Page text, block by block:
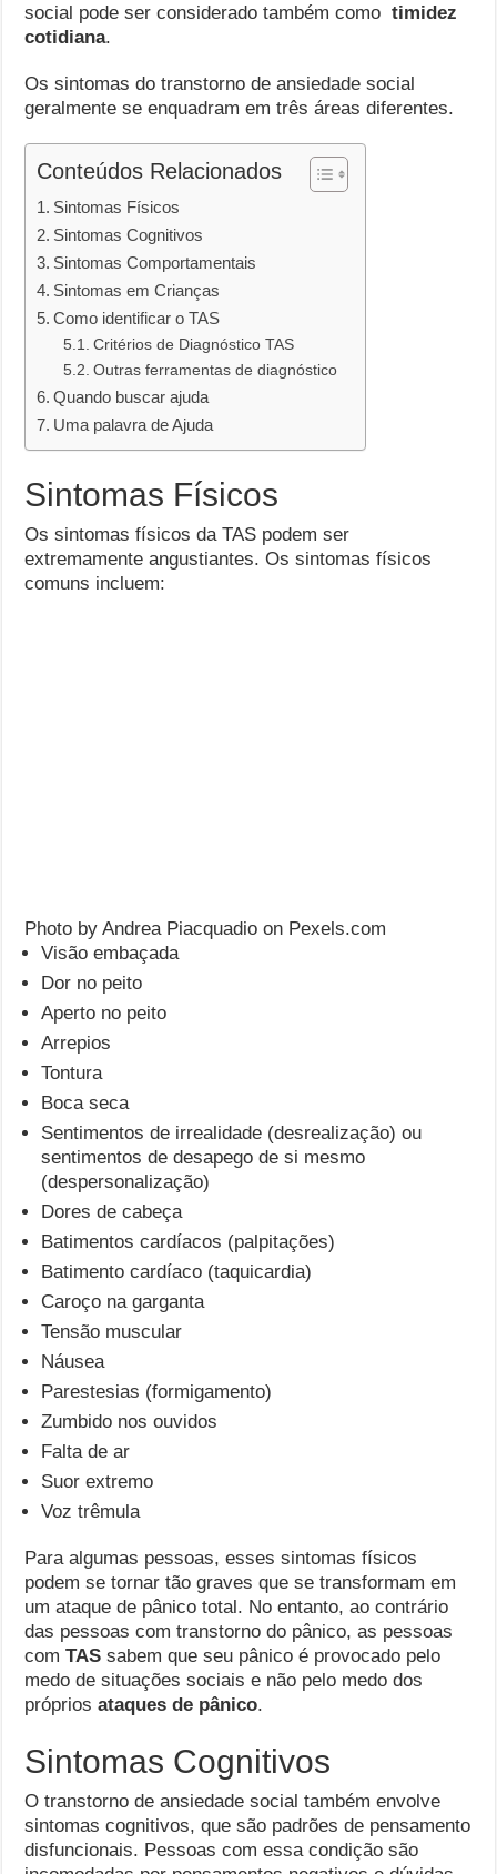
social pode ser considerado também comotimidez
cotidiana.
Os sintomas do transtorno de ansiedade social
geralmente se enquadram em três áreas diferentes.
Conteúdos Relacionados
Sintomas Físicos
Sintomas Cognitivos
Sintomas Comportamentais
Sintomas em Crianças
Como identificar o TAS
Critérios de Diagnóstico TAS
Outras ferramentas de diagnóstico
Quando buscar ajuda
Uma palavra de Ajuda
Sintomas Físicos
Os sintomas físicos da TAS podem ser
extremamente angustiantes. Os sintomas físicos
comuns incluem:
Photo by Andrea Piacquadio on Pexels.com
Visão embaçada
Dor no peito
Aperto no peito
Arrepios
Tontura
Boca seca
Sentimentos de irrealidade (desrealização) ou
sentimentos de desapego de si mesmo
(despersonalização)
Dores de cabeça
Batimentos cardíacos (palpitações)
Batimento cardíaco (taquicardia)
Caroço na garganta
Tensão muscular
Náusea
Parestesias (formigamento)
Zumbido nos ouvidos
Falta de ar
Suor extremo
Voz trêmula
Para algumas pessoas, esses sintomas físicos
podem se tornar tão graves que se transformam em
um ataque de pânico total. No entanto, ao contrário
das pessoas com transtorno do pânico, as pessoas
comTASsabem que seu pânico é provocado pelo
medo de situações sociais e não pelo medo dos
própriosataques de pânico.
Sintomas Cognitivos
O transtorno de ansiedade social também envolve
sintomas cognitivos, que são padrões de pensamento
disfuncionais. Pessoas com essa condição são